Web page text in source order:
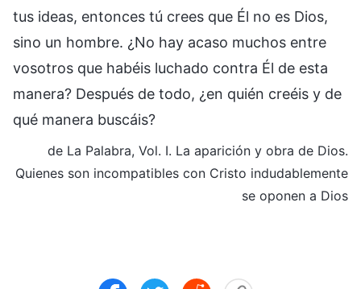
tus ideas, entonces tú crees que Él no es Dios,
sino un hombre. ¿No hay acaso muchos entre
vosotros que habéis luchado contra Él de esta
manera? Después de todo, ¿en quién creéis y de
qué manera buscáis?
de La Palabra, Vol. I. La aparición y obra de Dios.
Quienes son incompatibles con Cristo indudablemente
se oponen a Dios